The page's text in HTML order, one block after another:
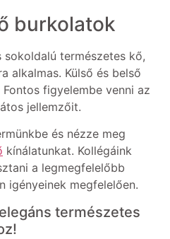
burkolatok
sokoldalú természetes kő,
alkalmas. Külső és belső
figyelembe venni az
jellemzőit.
és nézze meg
kínálatunkat. Kollégáink
a legmegfelelőbb
igényeinek megfelelően.
természetes